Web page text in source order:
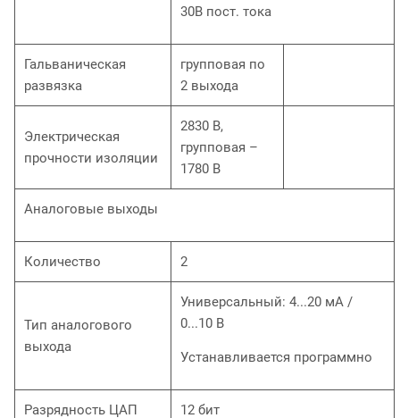
30В пост. тока
Гальваническая
развязка
групповая по
2 выхода
Электрическая
прочности изоляции
2830 В,
групповая –
1780 В
Аналоговые выходы
Количество 2
Тип аналогового
выхода
Универсальный: 4...20 мА /
0...10 В
Устанавливается программно
Разрядность ЦАП 12 бит